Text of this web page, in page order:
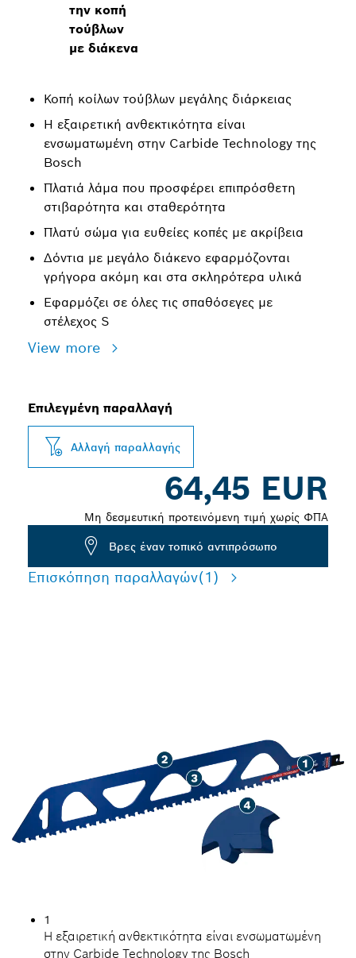
την κοπή
τούβλων
με διάκενα
Κοπή κοίλων τούβλων μεγάλης διάρκειας
Η εξαιρετική ανθεκτικότητα είναι
ενσωματωμένη στην Carbide Technology της
Bosch
Πλατιά λάμα που προσφέρει επιπρόσθετη
στιβαρότητα και σταθερότητα
Πλατύ σώμα για ευθείες κοπές με ακρίβεια
Δόντια με μεγάλο διάκενο εφαρμόζονται
γρήγορα ακόμη και στα σκληρότερα υλικά
Εφαρμόζει σε όλες τις σπαθόσεγες με
στέλεχος S
View more
Επιλεγμένη παραλλαγή
Αλλαγή παραλλαγής
64,45 EUR
Μη δεσμευτική προτεινόμενη τιμή χωρίς ΦΠΑ
Βρες έναν τοπικό αντιπρόσωπο
Επισκόπηση παραλλαγών(1)
1
Η εξαιρετική ανθεκτικότητα είναι ενσωματωμένη
στην Carbide Technology της Bosch